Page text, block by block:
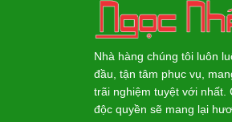
Nhà hàng chúng tôi luôn
đầu, tận tâm phục vụ,
trãi nghiệm tuyệt với nhất.
độc quyền sẽ mang lại